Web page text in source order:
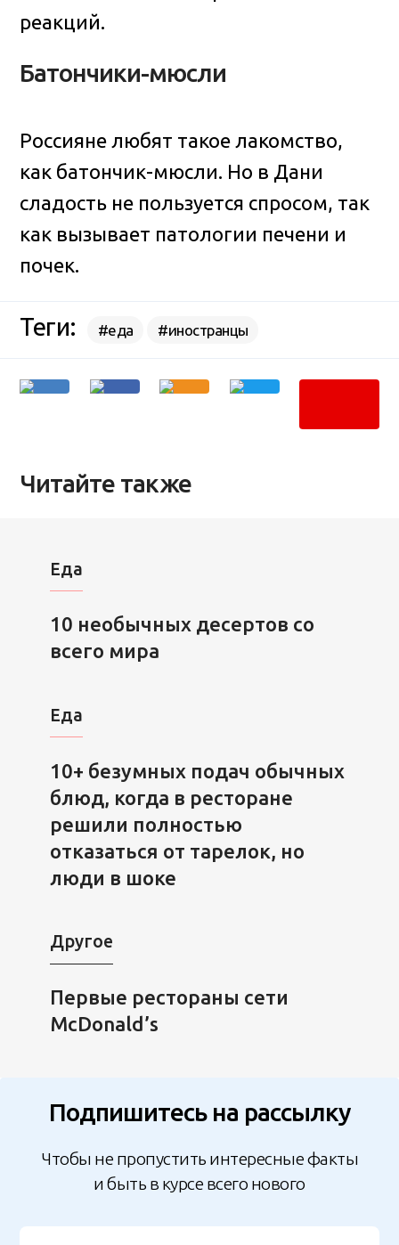
реакций.
Батончики-мюсли
Россияне любят такое лакомство,
как батончик-мюсли. Но в Дани
сладость не пользуется спросом, так
как вызывает патологии печени и
почек.
Теги: #еда #иностранцы
Читайте также
Еда
10 необычных десертов со
всего мира
Еда
10+ безумных подач обычных
блюд, когда в ресторане
решили полностью
отказаться от тарелок, но
люди в шоке
Другое
Первые рестораны сети
McDonald’s
Подпишитесь на рассылку
Чтобы не пропустить интересные факты
и быть в курсе всего нового